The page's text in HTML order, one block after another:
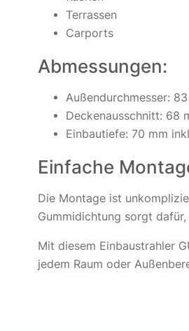
Terrassen
Carports
Abmessungen:
Außendurchmesser:
Deckenausschnitt: 68
Einbautiefe: 70 mm
Einfache
Die Montage ist
Gummidichtung sorgt
Mit diesem Einbaustrahler
jedem Raum oder